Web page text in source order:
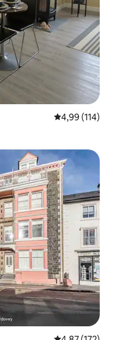
4,99 av 5 i
4,99 (114)